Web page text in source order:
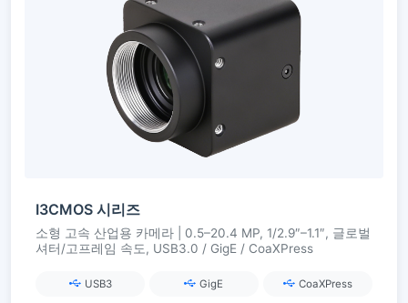
I3CMOS 시리즈
소형 고속 산업용 카메라 | 0.5–20.4 MP, 1/2.9″–1.1″, 글로벌
셔터/고프레임 속도, USB3.0 / GigE / CoaXPress
USB3 GigE CoaXPress